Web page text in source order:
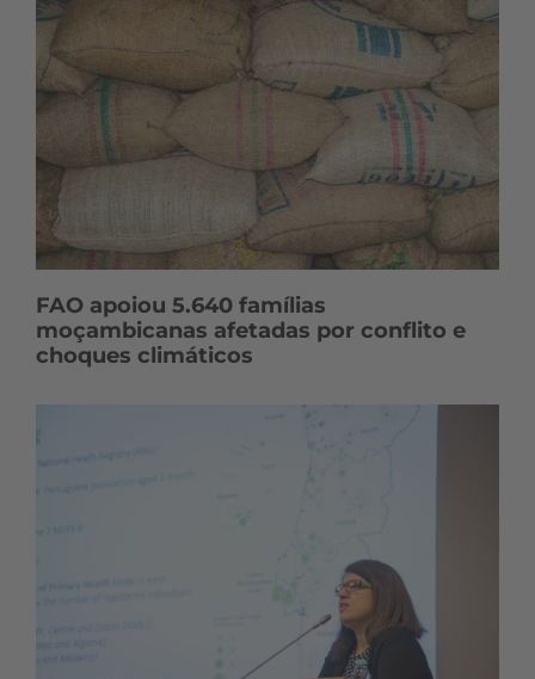
FAO apoiou 5.640 famílias
moçambicanas afetadas por conflito e
choques climáticos